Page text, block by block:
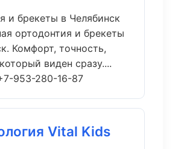
и брекеты в Челябинск
ортодонтия и брекеты
Комфорт, точность,
виден сразу....
953-280-16-87
Vital Kids